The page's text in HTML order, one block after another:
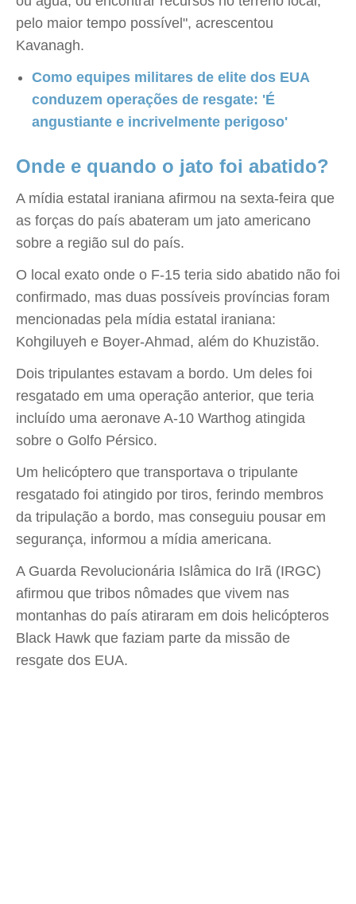
pelo maior tempo possível", acrescentou
Kavanagh.
Como equipes militares de elite dos EUA
conduzem operações de resgate: 'É
angustiante e incrivelmente perigoso'
Onde e quando o jato foi abatido?
A mídia estatal iraniana afirmou na sexta-feira que
as forças do país abateram um jato americano
sobre a região sul do país.
O local exato onde o F-15 teria sido abatido não foi
confirmado, mas duas possíveis províncias foram
mencionadas pela mídia estatal iraniana:
Kohgiluyeh e Boyer-Ahmad, além do Khuzistão.
Dois tripulantes estavam a bordo. Um deles foi
resgatado em uma operação anterior, que teria
incluído uma aeronave A-10 Warthog atingida
sobre o Golfo Pérsico.
Um helicóptero que transportava o tripulante
resgatado foi atingido por tiros, ferindo membros
da tripulação a bordo, mas conseguiu pousar em
segurança, informou a mídia americana.
A Guarda Revolucionária Islâmica do Irã (IRGC)
afirmou que tribos nômades que vivem nas
montanhas do país atiraram em dois helicópteros
Black Hawk que faziam parte da missão de
resgate dos EUA.